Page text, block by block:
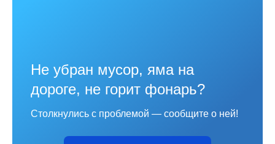
Не убран мусор, яма на
дороге, не горит фонарь?
Столкнулись с проблемой — сообщите о ней!